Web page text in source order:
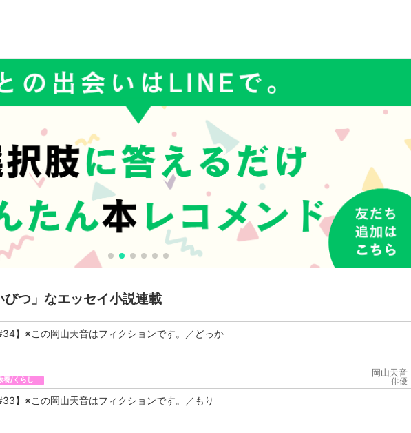
つ」なエッセイ小説連載
#34】※この岡山天音はフィクションです。／どっか
養/くらし
岡山天音
俳優
#33】※この岡山天音はフィクションです。／もり